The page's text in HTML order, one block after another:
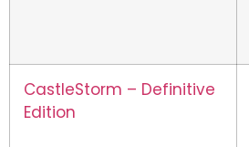
CastleStorm – Definitive
Edition